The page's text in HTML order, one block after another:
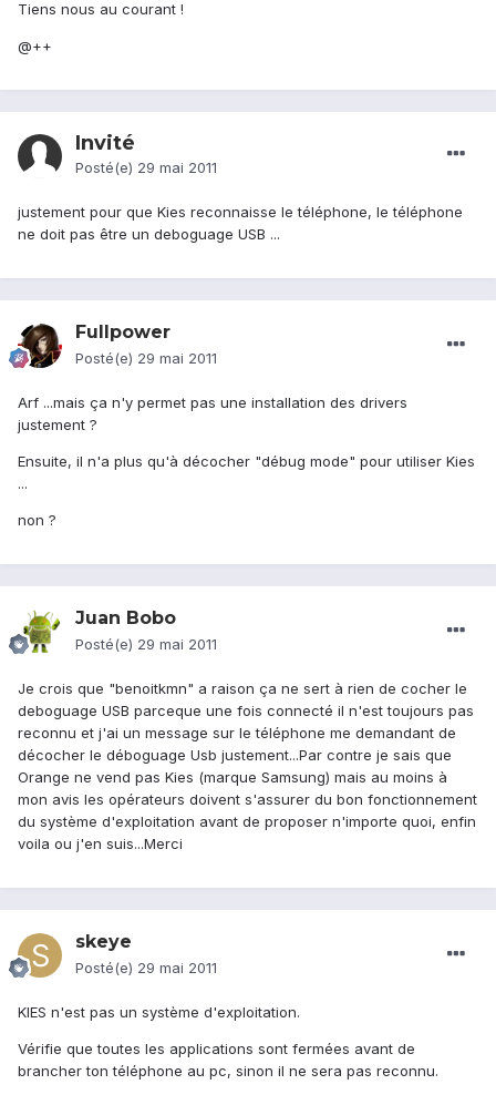
Tiens nous au courant !
@++
Invité
Posté(e) 29 mai 2011
justement pour que Kies reconnaisse le téléphone, le téléphone
ne doit pas être un deboguage USB ...
Fullpower
Posté(e) 29 mai 2011
Arf ...mais ça n'y permet pas une installation des drivers
justement ?
Ensuite, il n'a plus qu'à décocher "débug mode" pour utiliser Kies
...
non ?
Juan Bobo
Posté(e) 29 mai 2011
Je crois que "benoitkmn" a raison ça ne sert à rien de cocher le
deboguage USB parceque une fois connecté il n'est toujours pas
reconnu et j'ai un message sur le téléphone me demandant de
décocher le déboguage Usb justement...Par contre je sais que
Orange ne vend pas Kies (marque Samsung) mais au moins à
mon avis les opérateurs doivent s'assurer du bon fonctionnement
du système d'exploitation avant de proposer n'importe quoi, enfin
voila ou j'en suis...Merci
skeye
Posté(e) 29 mai 2011
KIES n'est pas un système d'exploitation.
Vérifie que toutes les applications sont fermées avant de
brancher ton téléphone au pc, sinon il ne sera pas reconnu.